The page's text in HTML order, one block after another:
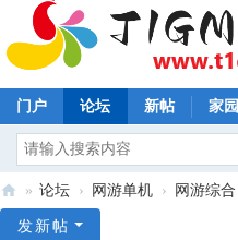
门户 论坛 新帖 家园
» 论坛 › 网游单机 › 网游综合
发新帖